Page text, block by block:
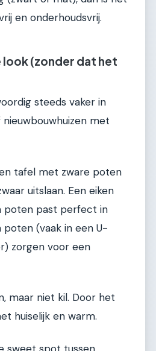
en onderhoudsvrij.
look (zonder dat het
steeds vaker in
met
tafel met zware poten
uitslaan. Een eiken
poten past perfect in
poten (vaak in een U-
zorgen voor een
maar niet kil. Door het
huiselijk en warm.